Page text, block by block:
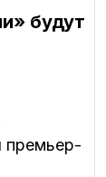
будут
премьер-